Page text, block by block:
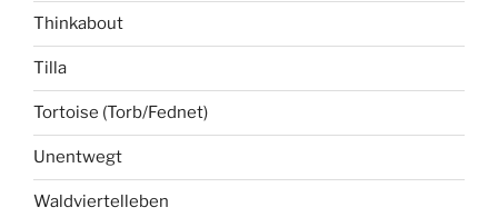
Thinkabout
Tilla
Tortoise (Torb/Fednet)
Unentwegt
Waldviertelleben